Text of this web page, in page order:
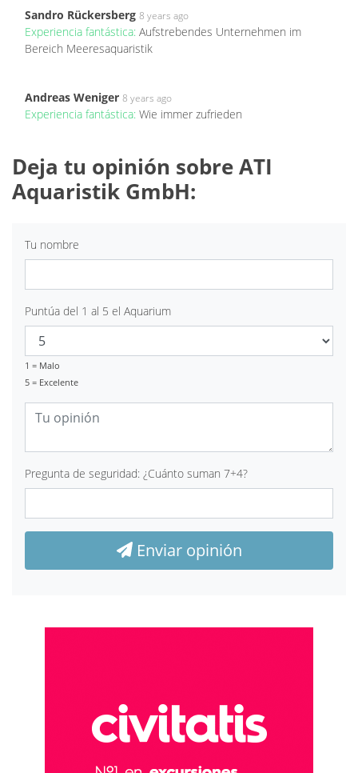
Sandro Rückersberg 8 years ago
Experiencia fantástica: Aufstrebendes Unternehmen im
Bereich Meeresaquaristik
Andreas Weniger 8 years ago
Experiencia fantástica: Wie immer zufrieden
Deja tu opinión sobre ATI
Aquaristik GmbH:
Tu nombre
Puntúa del 1 al 5 el Aquarium
1 = Malo
5 = Excelente
Pregunta de seguridad: ¿Cuánto suman 7+4?
Enviar opinión